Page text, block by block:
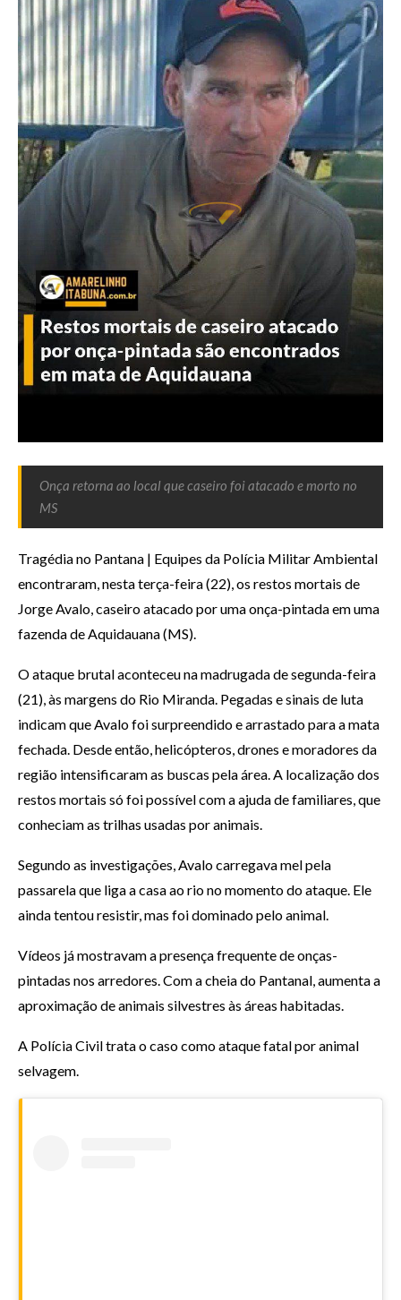
Onça retorna ao local que caseiro foi atacado e morto no
MS
Tragédia no Pantana | Equipes da Polícia Militar Ambiental
encontraram, nesta terça-feira (22), os restos mortais de
Jorge Avalo, caseiro atacado por uma onça-pintada em uma
fazenda de Aquidauana (MS).
O ataque brutal aconteceu na madrugada de segunda-feira
(21), às margens do Rio Miranda. Pegadas e sinais de luta
indicam que Avalo foi surpreendido e arrastado para a mata
fechada. Desde então, helicópteros, drones e moradores da
região intensificaram as buscas pela área. A localização dos
restos mortais só foi possível com a ajuda de familiares, que
conheciam as trilhas usadas por animais.
Segundo as investigações, Avalo carregava mel pela
passarela que liga a casa ao rio no momento do ataque. Ele
ainda tentou resistir, mas foi dominado pelo animal.
Vídeos já mostravam a presença frequente de onças-
pintadas nos arredores. Com a cheia do Pantanal, aumenta a
aproximação de animais silvestres às áreas habitadas.
A Polícia Civil trata o caso como ataque fatal por animal
selvagem.